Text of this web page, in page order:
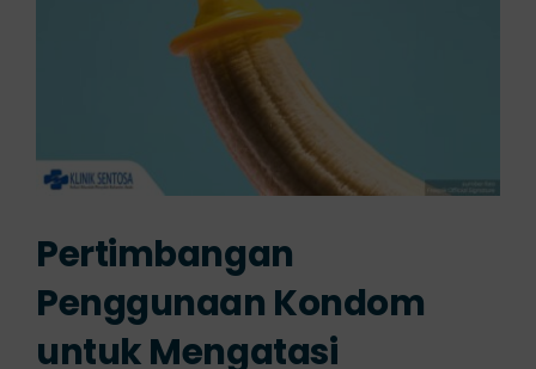
Pertimbangan
Penggunaan Kondom
untuk Mengatasi